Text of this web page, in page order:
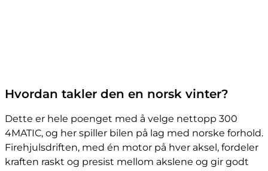
Hvordan takler den en norsk vinter?
Dette er hele poenget med å velge nettopp 300
4MATIC, og her spiller bilen på lag med norske forhold.
Firehjulsdriften, med én motor på hver aksel, fordeler
kraften raskt og presist mellom akslene og gir godt